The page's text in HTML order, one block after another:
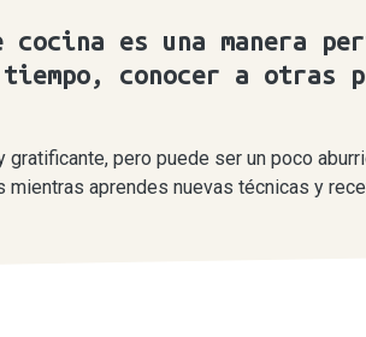
cocina es una manera
conocer a otras
gratificante, pero puede ser un poco
aprendes nuevas técnicas y